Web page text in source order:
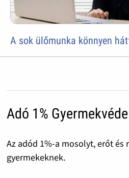
A sok ülőmunka könnyen
Adó 1%
Az adód 1%-a mosolyt, erőt és
gyermekeknek.